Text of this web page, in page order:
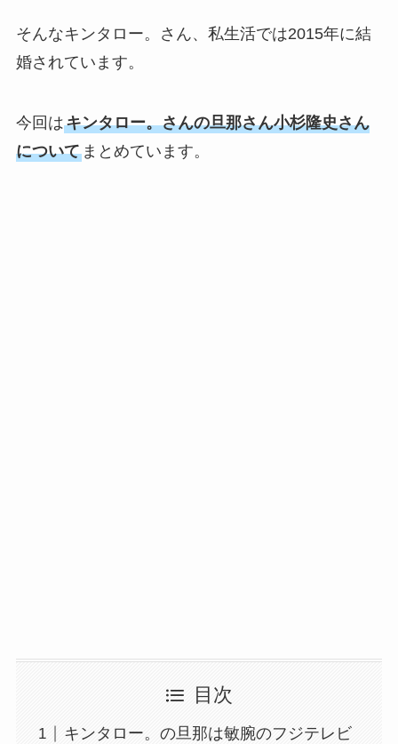
そんなキンタロー。さん、私生活では2015年に結
婚されています。
今回はキンタロー。さんの旦那さん小杉隆史さん
についてまとめています。
目次
キンタロー。の旦那は敏腕のフジテレビ